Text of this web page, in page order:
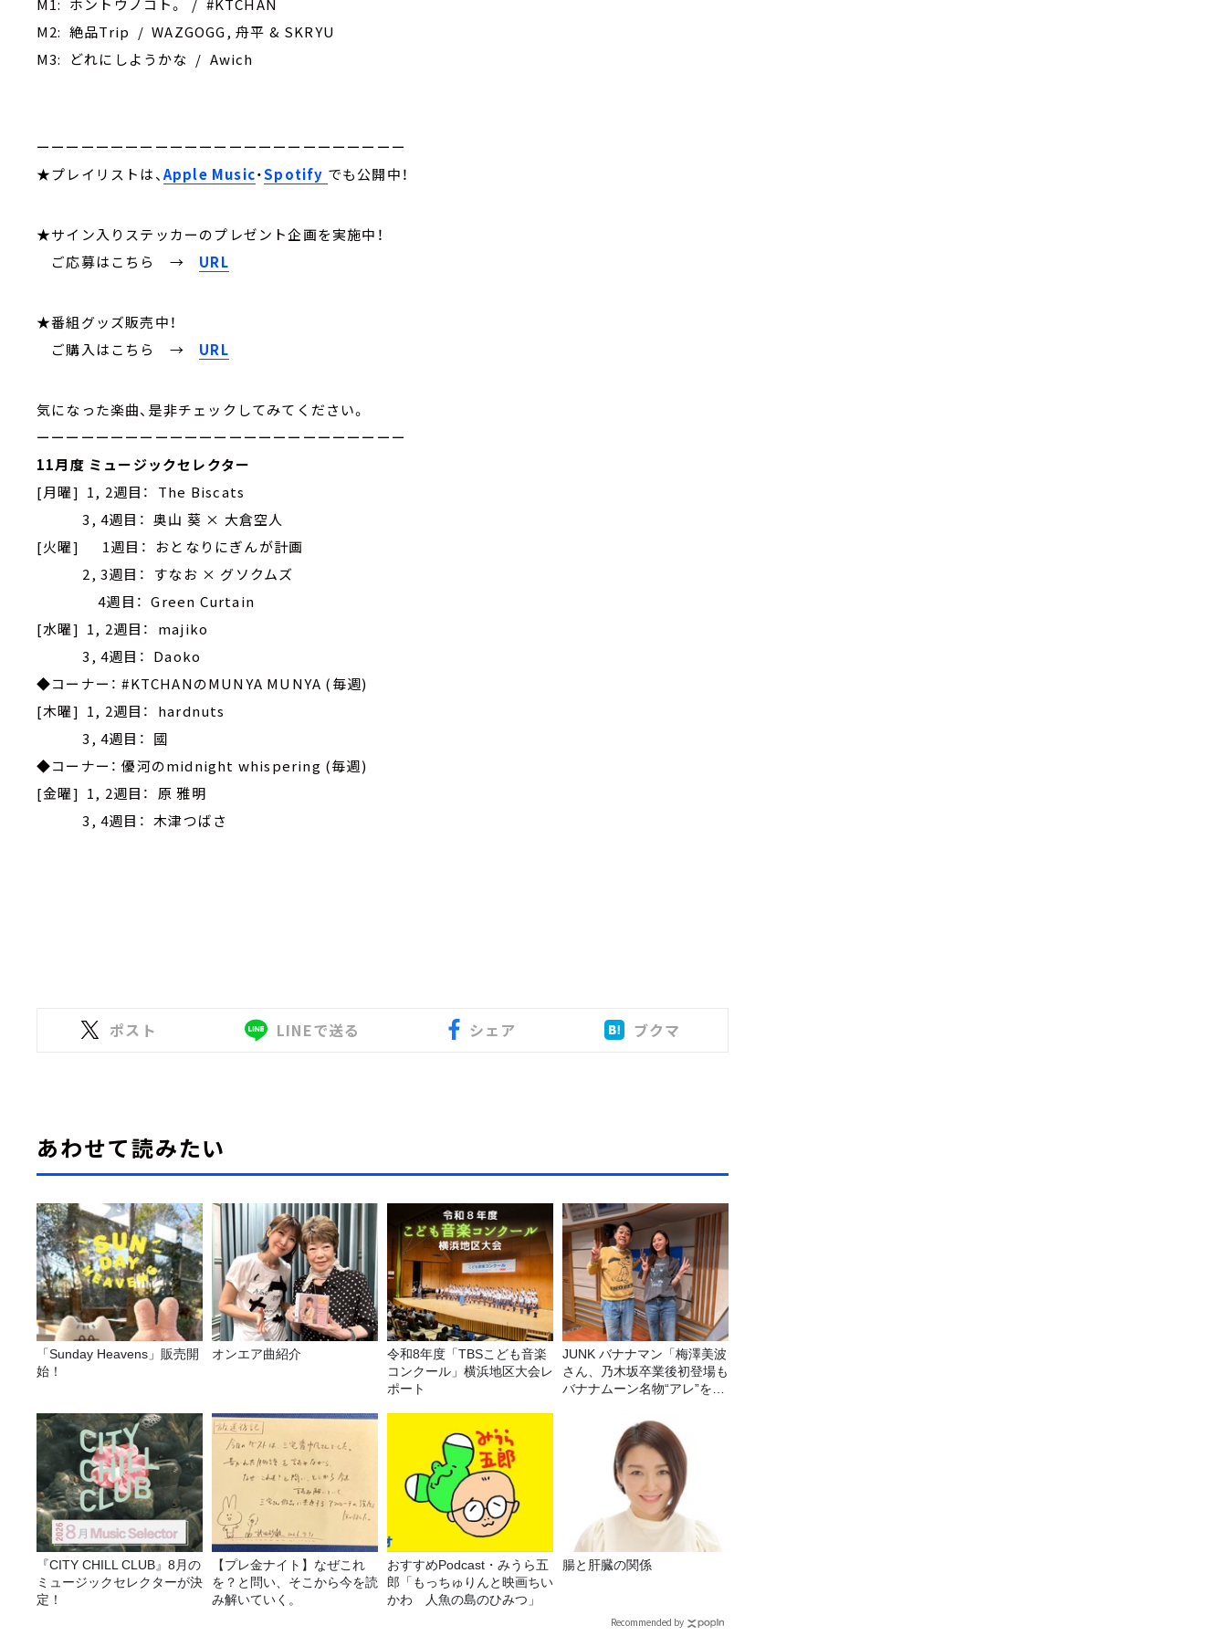
M2: 絶品Trip / WAZGOGG, 舟平 & SKRYU
M3: どれにしようかな / Awich
ーーーーーーーーーーーーーーーーーーーーーーーーー
★プレイリストは、 Apple Music・Spotify でも公開中！
★サイン入りステッカーのプレゼント企画を実施中！
ご応募はこちら → URL
★番組グッズ販売中！
ご購入はこちら → URL
気になった楽曲、是非チェックしてみてください。
ーーーーーーーーーーーーーーーーーーーーーーーーー
11月度 ミュージックセレクター
[月曜] 1, 2週目： The Biscats
3, 4週目： 奥山 葵 × 大倉空人
[火曜] 1週目： おとなりにぎんが計画
2, 3週目： すなお × グソクムズ
4週目： Green Curtain
[水曜] 1, 2週目： majiko
3, 4週目： Daoko
◆コーナー： #KTCHANのMUNYA MUNYA (毎週)
[木曜] 1, 2週目： hardnuts
3, 4週目： 國
◆コーナー： 優河のmidnight whispering (毎週)
[金曜] 1, 2週目： 原 雅明
3, 4週目： 木津つばさ
ポスト LINEで送る シェア ブクマ
あわせて読みたい
「Sunday Heavens」販売開
始！
オンエア曲紹介
令和8年度「TBSこども音楽
コンクール」横浜地区大会レ
ポート
JUNK バナナマン「梅澤美波
さん、乃木坂卒業後初登場も
バナナムーン名物“アレ”を喰
『CITY CHILL CLUB』8月の
ミュージックセレクターが決
定！
【プレ金ナイト】なぜこれ
を？と問い、そこから今を読
み解いていく。
おすすめPodcast・みうら五
郎「もっちゅりんと映画ちい
かわ 人魚の島のひみつ」
腸と肝臓の関係
Recommended by